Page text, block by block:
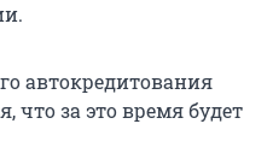
автокредитования
что за это время будет